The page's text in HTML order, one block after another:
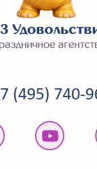
7 (495) 740-